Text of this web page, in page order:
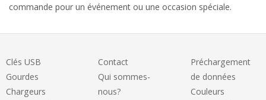
commande pour un événement ou une occasion spéciale.
Clés USB
Gourdes
Chargeurs
Contact
Qui sommes-
nous?
Préchargement
de données
Couleurs